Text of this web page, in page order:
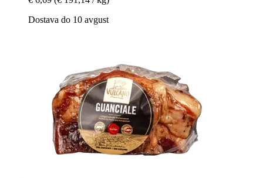
Dostava do 10 avgust